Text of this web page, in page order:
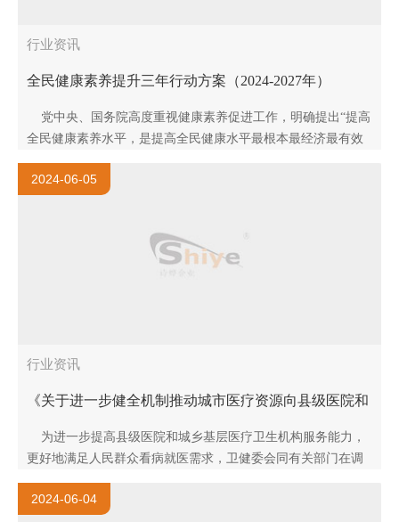
行业资讯
全民健康素养提升三年行动方案（2024-2027年）
党中央、国务院高度重视健康素养促进工作，明确提出“提高
全民健康素养水平，是提高全民健康水平最根本最经济最有效
的措施之一”。近年来，我国大力实施健康中国战略，..
2024-06-05
行业资讯
《关于进一步健全机制推动城市医疗资源向县级医院和
为进一步提高县级医院和城乡基层医疗卫生机构服务能力，
更好地满足人民群众看病就医需求，卫健委会同有关部门在调
查研究、广泛征求意见的基础上，研究制定了《关于进一..
2024-06-04